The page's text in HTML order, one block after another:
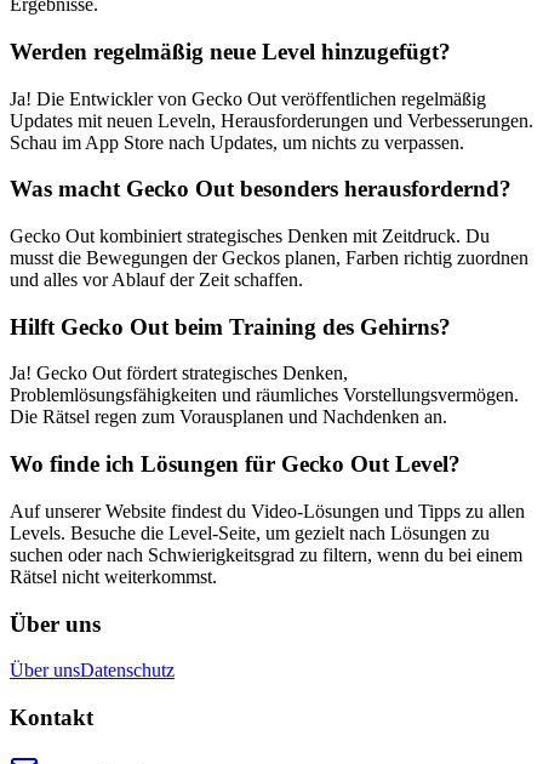
Ergebnisse.
Werden regelmäßig neue Level hinzugefügt?
Ja! Die Entwickler von Gecko Out veröffentlichen regelmäßig
Updates mit neuen Leveln, Herausforderungen und Verbesserungen.
Schau im App Store nach Updates, um nichts zu verpassen.
Was macht Gecko Out besonders herausfordernd?
Gecko Out kombiniert strategisches Denken mit Zeitdruck. Du
musst die Bewegungen der Geckos planen, Farben richtig zuordnen
und alles vor Ablauf der Zeit schaffen.
Hilft Gecko Out beim Training des Gehirns?
Ja! Gecko Out fördert strategisches Denken,
Problemlösungsfähigkeiten und räumliches Vorstellungsvermögen.
Die Rätsel regen zum Vorausplanen und Nachdenken an.
Wo finde ich Lösungen für Gecko Out Level?
Auf unserer Website findest du Video-Lösungen und Tipps zu allen
Levels. Besuche die Level-Seite, um gezielt nach Lösungen zu
suchen oder nach Schwierigkeitsgrad zu filtern, wenn du bei einem
Rätsel nicht weiterkommst.
Über uns
Über unsDatenschutz
Kontakt